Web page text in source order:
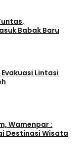
Babak Baru
Lintasi
Wamenpar :
Destinasi Wisata